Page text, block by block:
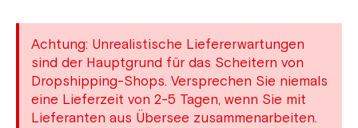
Achtung: Unrealistische Liefererwartungen
sind der Hauptgrund für das Scheitern von
Dropshipping-Shops. Versprechen Sie niemals
eine Lieferzeit von 2-5 Tagen, wenn Sie mit
Lieferanten aus Übersee zusammenarbeiten.